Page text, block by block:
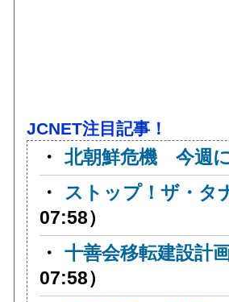
JCNET注目記事！
・ 北朝鮮危機 今週
・
ストップ！ザ・
07:58）
・ 十善会移転建設計
07:58）